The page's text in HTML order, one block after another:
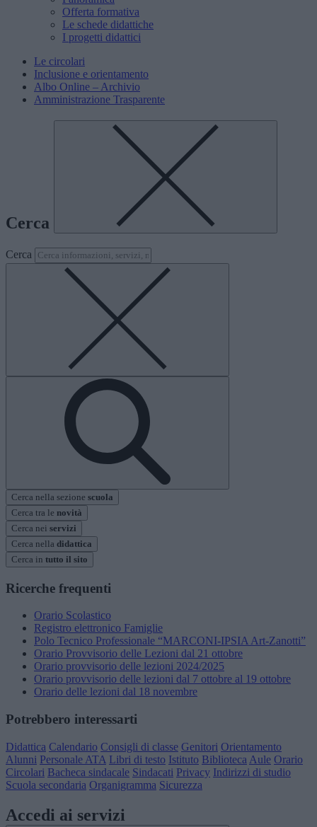
Offerta formativa
Le schede didattiche
I progetti didattici
Le circolari
Inclusione e orientamento
Albo Online – Archivio
Amministrazione Trasparente
Cerca
Cerca
Cerca nella sezione scuola
Cerca tra le novità
Cerca nei servizi
Cerca nella didattica
Cerca in tutto il sito
Ricerche frequenti
Orario Scolastico
Registro elettronico Famiglie
Polo Tecnico Professionale “MARCONI-IPSIA Art-Zanotti”
Orario Provvisorio delle Lezioni dal 21 ottobre
Orario provvisorio delle lezioni 2024/2025
Orario provvisorio delle lezioni dal 7 ottobre al 19 ottobre
Orario delle lezioni dal 18 novembre
Potrebbero interessarti
Didattica Calendario Consigli di classe Genitori Orientamento
Alunni Personale ATA Libri di testo Istituto Biblioteca Aule Orario
Circolari Bacheca sindacale Sindacati Privacy Indirizzi di studio
Scuola secondaria Organigramma Sicurezza
Accedi ai servizi